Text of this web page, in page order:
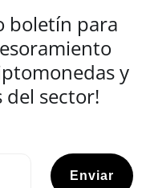
boletín para
y
del sector!
Enviar